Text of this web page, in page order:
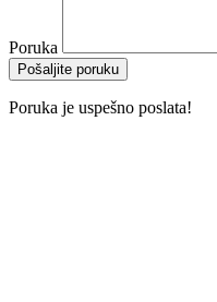
Poruka
Pošaljite poruku
Poruka je uspešno poslata!